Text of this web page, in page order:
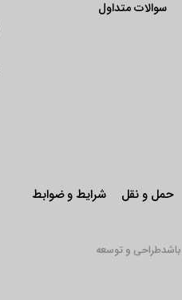
سوالات متداول
حمل و نقل شرایط و ضوابط
طراحی و توسعه